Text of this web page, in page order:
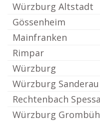
Würzburg Altstadt
Gössenheim
Mainfranken
Rimpar
Würzburg
Würzburg Sanderau
Rechtenbach
Würzburg